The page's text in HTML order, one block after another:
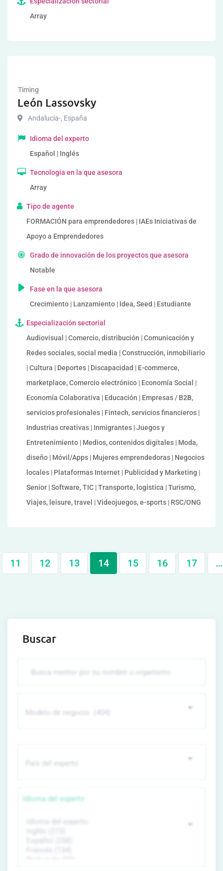
Array
Timing
León Lassovsky
Andalucía-, España
Idioma del experto
Español | Inglés
Tecnología en la que asesora
Array
Tipo de agente
FORMACIÓN para emprendedores | IAEs Iniciativas de
Apoyo a Emprendedores
Grado de innovación de los proyectos que asesora
Notable
Fase en la que asesora
Crecimiento | Lanzamiento | Idea, Seed | Estudiante
Especialización sectorial
Audiovisual | Comercio, distribución | Comunicación y
Redes sociales, social media | Construcción, inmobiliario
| Cultura | Deportes | Discapacidad | E-commerce,
marketplace, Comercio electrónico | Economía Social |
Economía Colaborativa | Educación | Empresas / B2B,
servicios profesionales | Fintech, servicios financieros |
Industrias creativas | Inmigrantes | Juegos y
Entretenimiento | Medios, contenidos digitales | Moda,
diseño | Móvil/Apps | Mujeres emprendedoras | Negocios
locales | Plataformas Internet | Publicidad y Marketing |
Senior | Software, TIC | Transporte, logística | Turismo,
Viajes, leisure, travel | Videojuegos, e-sports | RSC/ONG
11 12 13 14 15 16 17 …
Buscar
Idioma del experto